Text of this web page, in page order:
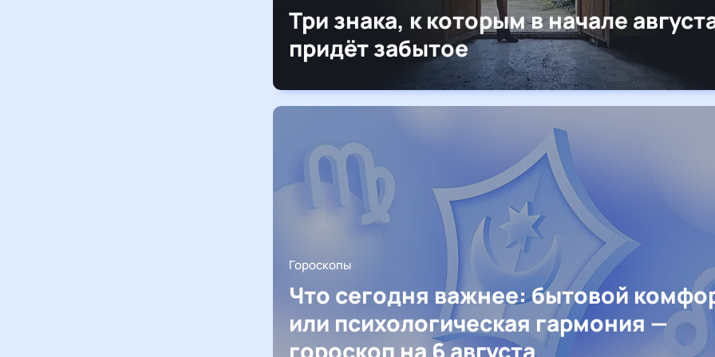
Три знака, к которым в начале
придёт забытое
Гороскопы
Что сегодня важнее: бытовой
или психологическая гармония —
гороскоп на 6 августа